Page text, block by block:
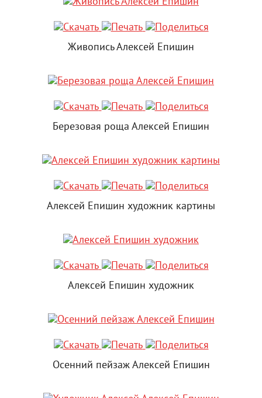
Живопись Алексей Епишин
Березовая роща Алексей Епишин
Алексей Епишин художник картины
Алексей Епишин художник
Осенний пейзаж Алексей Епишин